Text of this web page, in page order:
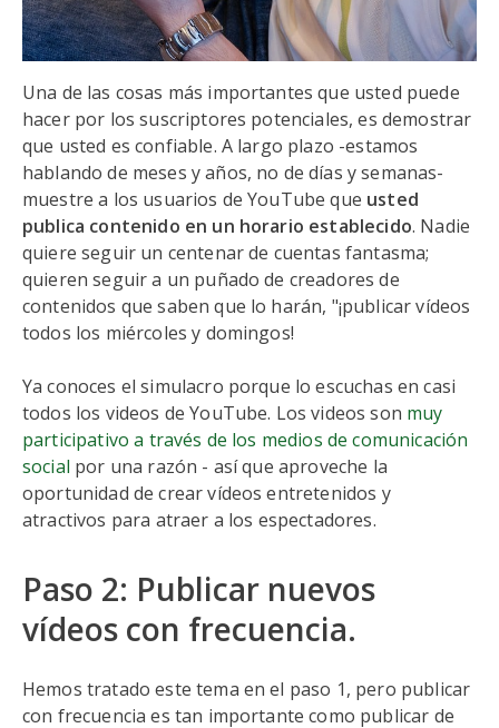
Una de las cosas más importantes que usted puede
hacer por los suscriptores potenciales, es demostrar
que usted es confiable. A largo plazo -estamos
hablando de meses y años, no de días y semanas-
muestre a los usuarios de YouTube que usted
publica contenido en un horario establecido. Nadie
quiere seguir un centenar de cuentas fantasma;
quieren seguir a un puñado de creadores de
contenidos que saben que lo harán, "¡publicar vídeos
todos los miércoles y domingos!
Ya conoces el simulacro porque lo escuchas en casi
todos los videos de YouTube. Los videos son muy
participativo a través de los medios de comunicación
social por una razón - así que aproveche la
oportunidad de crear vídeos entretenidos y
atractivos para atraer a los espectadores.
Paso 2: Publicar nuevos
vídeos con frecuencia.
Hemos tratado este tema en el paso 1, pero publicar
con frecuencia es tan importante como publicar de